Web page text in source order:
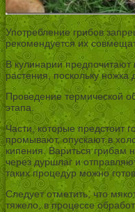
Употребление грибов
рекомендуется их
В кулинарии предпочитают
растения, поскольку ножка
Проведение термической
этапа.
Части, которые предстоит
промывают, опускают в
кипения. Вариться грибам
через дуршлаг и
таких процедур можно
Следует отметить, что
тяжело, в процессе